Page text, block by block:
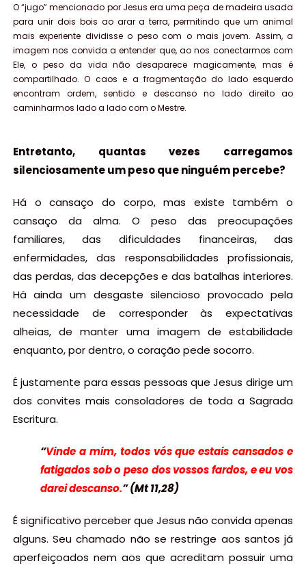
O “jugo” mencionado por Jesus era uma peça de madeira usada
para unir dois bois ao arar a terra, permitindo que um animal
mais experiente dividisse o peso com o mais jovem. Assim, a
imagem nos convida a entender que, ao nos conectarmos com
Ele, o peso da vida não desaparece magicamente, mas é
compartilhado. O caos e a fragmentação do lado esquerdo
encontram ordem, sentido e descanso no lado direito ao
caminharmos lado a lado com o Mestre.
Entretanto, quantas vezes carregamos
silenciosamente um peso que ninguém percebe?
Há o cansaço do corpo, mas existe também o
cansaço da alma. O peso das preocupações
familiares, das dificuldades financeiras, das
enfermidades, das responsabilidades profissionais,
das perdas, das decepções e das batalhas interiores.
Há ainda um desgaste silencioso provocado pela
necessidade de corresponder às expectativas
alheias, de manter uma imagem de estabilidade
enquanto, por dentro, o coração pede socorro.
É justamente para essas pessoas que Jesus dirige um
dos convites mais consoladores de toda a Sagrada
Escritura.
“Vinde a mim, todos vós que estais cansados e
fatigados sob o peso dos vossos fardos, e eu vos
darei descanso.” (Mt 11,28)
É significativo perceber que Jesus não convida apenas
alguns. Seu chamado não se restringe aos santos já
aperfeiçoados nem aos que acreditam possuir uma